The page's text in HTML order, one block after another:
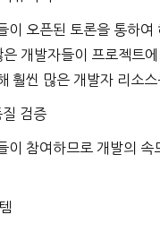
이 오픈된 토론을 통하
개발자들이 프로젝트
훨씬 많은 개발자 리소
검증
이 참여하므로 개발의